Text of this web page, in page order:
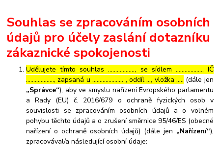
Souhlas se zpracováním osobních
údajů pro účely zaslání dotazníku
zákaznické spokojenosti
Udělujete tímto souhlas ……………..., se sídlem ………………, IČ
………………., zapsaná u ………………… , oddíl …, vložka ….. (dále jen
„Správce“), aby ve smyslu nařízení Evropského parlamentu
a Rady (EU) č. 2016/679 o ochraně fyzických osob v
souvislosti se zpracováním osobních údajů a o volném
pohybu těchto údajů a o zrušení směrnice 95/46/ES (obecné
nařízení o ochraně osobních údajů) (dále jen „Nařízení“),
zpracovával/a následující osobní údaje: